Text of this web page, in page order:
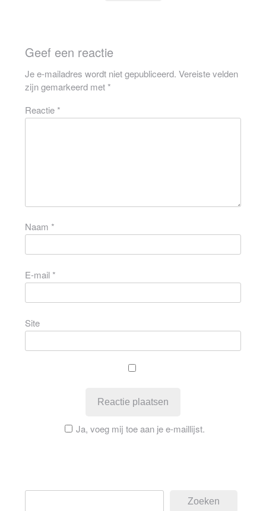
Geef een reactie
Je e-mailadres wordt niet gepubliceerd. Vereiste velden
zijn gemarkeerd met*
Reactie*
Naam*
E-mail*
Site
Ja, voeg mij toe aan je e-maillijst.
Zoeken